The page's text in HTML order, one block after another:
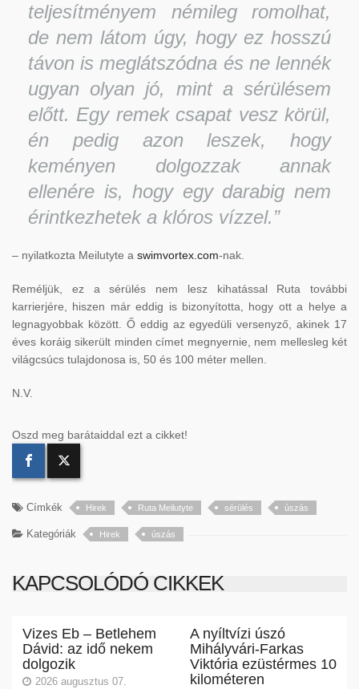
teljesítményem némileg romolhat,
de nem látom úgy, hogy ez hosszú
távon is meglátszódna és ne lennék
ugyan olyan jó, mint a sérülésem
előtt. Egy remek csapat vesz körül,
én pedig azon leszek, hogy
keményen dolgozzak annak
ellenére is, hogy egy darabig nem
érintkezhetek a klóros vízzel.”
– nyilatkozta Meilutyte a swimvortex.com-nak.
Reméljük, ez a sérülés nem lesz kihatással Ruta további
karrierjére, hiszen már eddig is bizonyította, hogy ott a helye a
legnagyobbak között. Ő eddig az egyedüli versenyző, akinek 17
éves koráig sikerült minden címet megnyernie, nem mellesleg két
világcsúcs tulajdonosa is, 50 és 100 méter mellen.
N.V.
Oszd meg barátaiddal ezt a cikket!
Címkék Hirek Ruta Meilutyte sérülés úszás
Kategóriák Hirek úszás
KAPCSOLÓDÓ CIKKEK
Vizes Eb – Betlehem
Dávid: az idő nekem
dolgozik
2026 augusztus 07.
A nyíltvízi úszó
Mihályvári-Farkas
Viktória ezüstérmes 10
kilométeren